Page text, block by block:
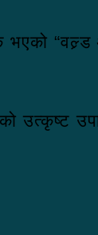
भएको
उत्कृष्ट